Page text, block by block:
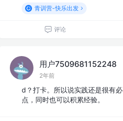
青训营-快乐出发
评论
用户7509681152248
2年前
d？打卡。所以说实践还是很有
点，同时也可以积累经验。